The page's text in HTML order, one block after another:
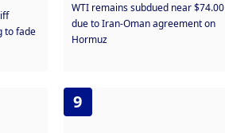
to fade
WTI remains subdued near $74.00
due to Iran-Oman agreement on
Hormuz
9